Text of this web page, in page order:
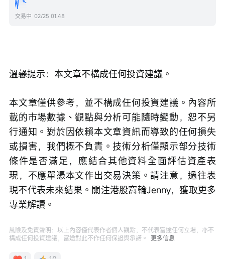
交易中 02/25 01:48
溫馨提示：本文章不構成任何投資建議。
本文章僅供參考，並不構成任何投資建議。內容所
載的市場數據、觀點與分析可能隨時變動，恕不另
行通知。對於因依賴本文章資訊而導致的任何損失
或損害，我們概不負責。技術分析僅顯示部分技術
條件是否滿足，應結合其他資料全面評估資產表
現，不應單憑本文作出交易決策。請注意，過往表
現不代表未來結果。關注港股窩輪Jenny，獲取更多
專業解讀。
風險及免責聲明：以上內容僅代表作者個人觀點，不代表富途任何立場，亦不
構成任何投資建議，富途對此不作任何保證與承諾。
更多信息